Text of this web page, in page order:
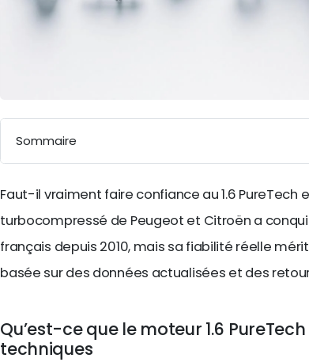
Sommaire
Faut-il vraiment faire confiance au 1.6 PureTech
turbocompressé de Peugeot et Citroën a
français depuis 2010, mais sa fiabilité réelle
basée sur des données actualisées et des
Qu’est-ce que le moteur 1.6
techniques